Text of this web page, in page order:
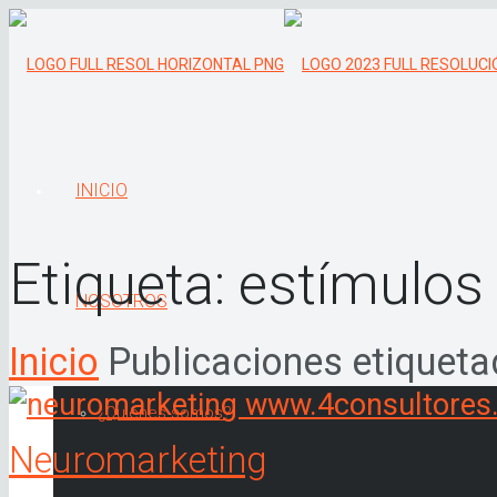
INICIO
NOSOTROS
¿Quiénes somos?
Etiqueta: estímulos
Inicio Publicaciones
Neuromarketing